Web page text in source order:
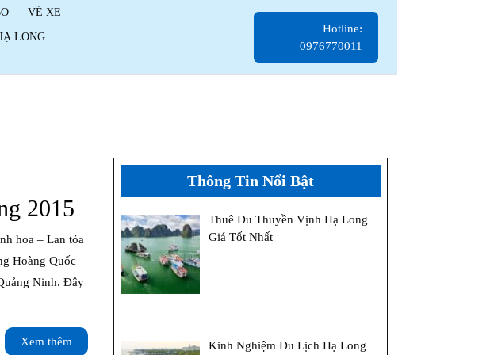
VÉ XE
LONG
Hotline:
0976770011
0976770011
2015Lễ
Hội
Carnaval
Hạ
Long
hoa – Lan tỏa
Hoàng Quốc
Ninh. Đây
Xem thêmXem
Thông Tin Nổi Bật
Thuê Du Thuyền Vịnh Hạ Long
Giá Tốt Nhất
Kinh Nghiệm Du Lịch Hạ Long